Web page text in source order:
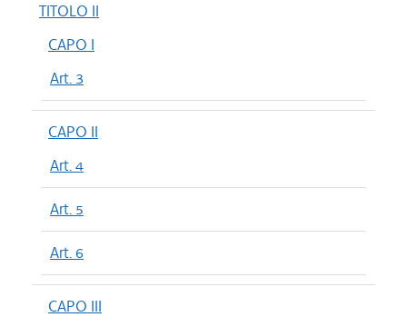
TITOLO II
CAPO I
Art. 3
CAPO II
Art. 4
Art. 5
Art. 6
CAPO III